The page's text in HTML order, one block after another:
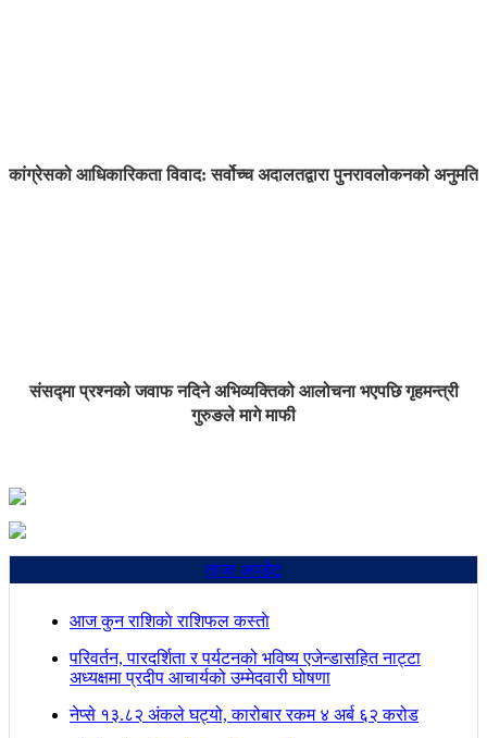
कांग्रेसको आधिकारिकता विवाद: सर्वोच्च अदालतद्वारा पुनरावलोकनको अनुमति
संसद्मा प्रश्नको जवाफ नदिने अभिव्यक्तिको आलोचना भएपछि गृहमन्त्री
गुरुङले मागे माफी
ताजा अपडेट
आज कुन राशिकाे राशिफल कस्ताे
परिवर्तन, पारदर्शिता र पर्यटनको भविष्य एजेन्डासहित नाट्टा
अध्यक्षमा प्रदीप आचार्यको उम्मेदवारी घोषणा
नेप्से १३.८२ अंकले घट्यो, कारोबार रकम ४ अर्ब ६२ करोड